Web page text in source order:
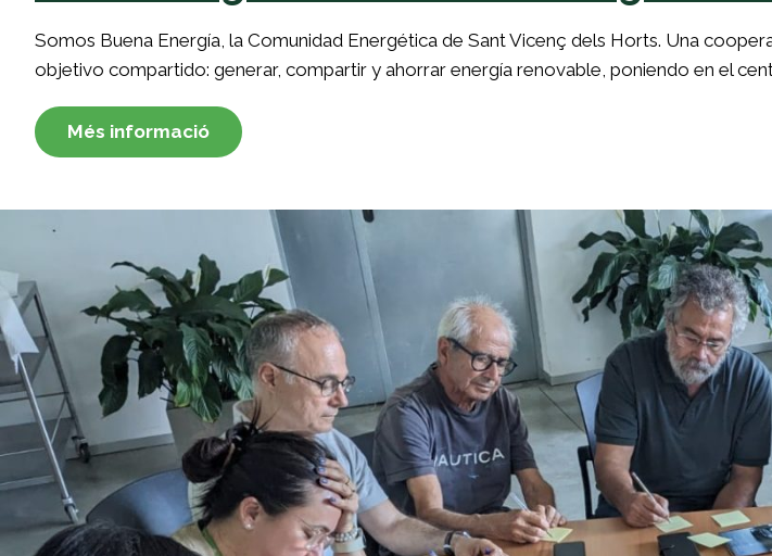
Somos Buena Energía, la Comunidad Energética de Sant Vicenç dels Horts. Una
objetivo compartido: generar, compartir y ahorrar energía renovable, poniendo en el
Més informació